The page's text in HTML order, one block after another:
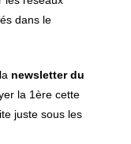
dans le
newsletter du
la 1ère cette
juste sous les